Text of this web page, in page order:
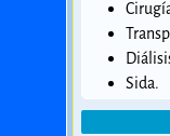
Sida.